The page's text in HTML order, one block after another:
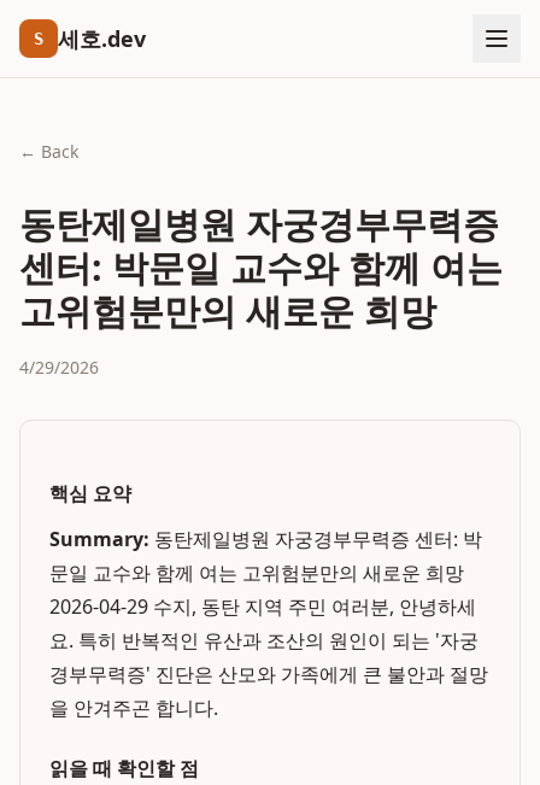
S 세호.dev
← Back
동탄제일병원 자궁경부무력증
센터: 박문일 교수와 함께 여는
고위험분만의 새로운 희망
4/29/2026
핵심 요약
Summary: 동탄제일병원 자궁경부무력증 센터: 박
문일 교수와 함께 여는 고위험분만의 새로운 희망
2026-04-29 수지, 동탄 지역 주민 여러분, 안녕하세
요. 특히 반복적인 유산과 조산의 원인이 되는 '자궁
경부무력증' 진단은 산모와 가족에게 큰 불안과 절망
을 안겨주곤 합니다.
읽을 때 확인할 점